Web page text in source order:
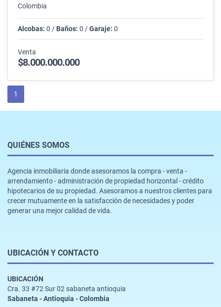
Colombia
Alcobas: 0 / Baños: 0 /Garaje: 0
Venta
$8.000.000.000
1
QUIÉNES SOMOS
Agencia inmobiliaria donde asesoramos la compra - venta -
arrendamiento - administración de propiedad horizontal - crédito
hipotecarios de su propiedad. Asesoramos a nuestros clientes para
crecer mutuamente en la satisfacción de necesidades y poder
generar una mejor calidad de vida.
UBICACIÓN Y CONTACTO
UBICACIÓN
Cra. 33 #72 Sur 02 sabaneta antioquia
Sabaneta - Antioquia - Colombia